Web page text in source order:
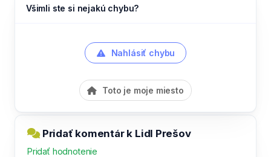
Všimli ste si nejakú chybu?
Nahlásiť chybu
Toto je moje miesto
Pridať komentár k Lidl Prešov
Pridať hodnotenie